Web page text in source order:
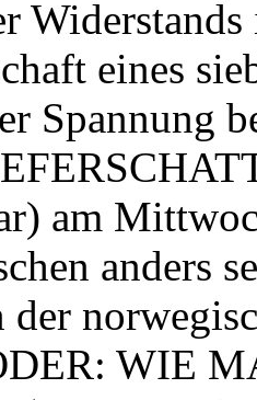
eines
Spannung
am
anders
der
WIE